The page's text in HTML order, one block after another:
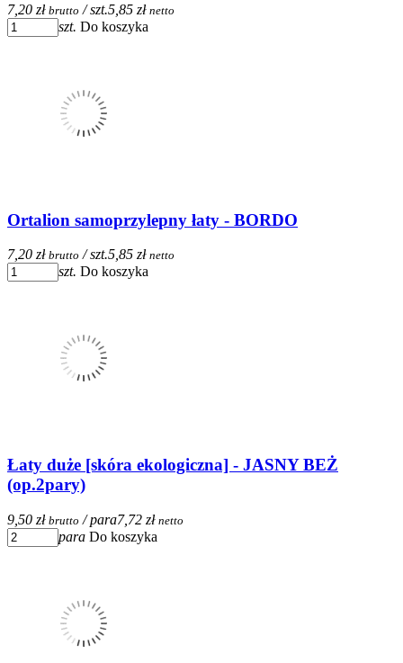
7,20 zł brutto / szt.5,85 zł netto
szt. Do koszyka
Ortalion samoprzylepny łaty - BORDO
7,20 zł brutto / szt.5,85 zł netto
szt. Do koszyka
Łaty duże [skóra ekologiczna] - JASNY BEŻ
(op.2pary)
9,50 zł brutto / para7,72 zł netto
para Do koszyka